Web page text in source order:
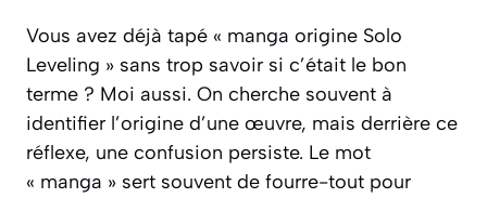
Vous avez déjà tapé « manga origine Solo
Leveling » sans trop savoir si c’était le bon
terme ? Moi aussi. On cherche souvent à
identifier l’origine d’une œuvre, mais derrière ce
réflexe, une confusion persiste. Le mot
« manga » sert souvent de fourre-tout pour